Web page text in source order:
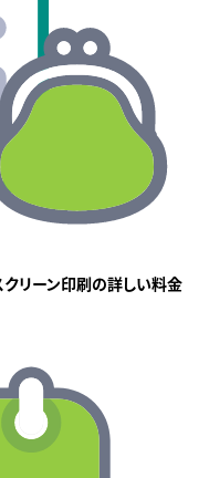
リーン印刷の詳しい料金